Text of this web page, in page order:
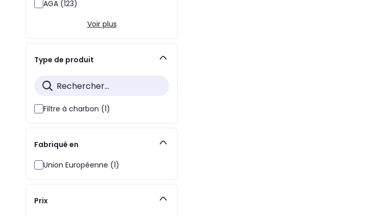
AGA (123)
Voir plus
Type de produit
Filtre à charbon (1)
Fabriqué en
Union Européenne (1)
Prix